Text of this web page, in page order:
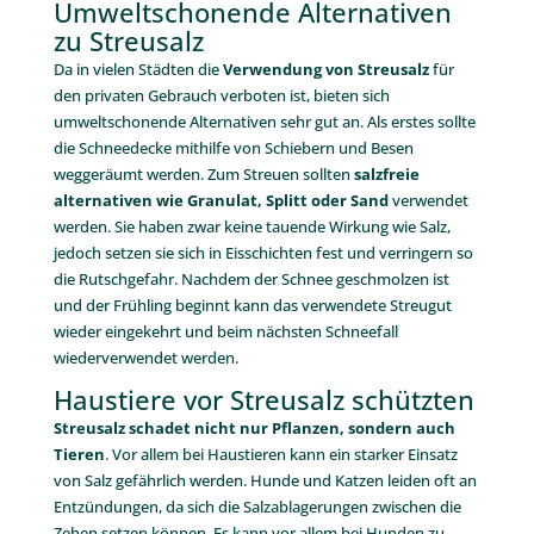
Umweltschonende Alternativen
zu Streusalz
Da in vielen Städten dieVerwendung von Streusalzfür
den privaten Gebrauch verboten ist, bieten sich
umweltschonende Alternativen sehr gut an. Als erstes sollte
die Schneedecke mithilfe von Schiebern und Besen
weggeräumt werden. Zum Streuen sollten salzfreie
alternativen wie Granulat, Splitt oder Sandverwendet
werden. Sie haben zwar keine tauende Wirkung wie Salz,
jedoch setzen sie sich in Eisschichten fest und verringern so
die Rutschgefahr. Nachdem der Schnee geschmolzen ist
und der Frühling beginnt kann das verwendete Streugut
wieder eingekehrt und beim nächsten Schneefall
wiederverwendet werden.
Haustiere vor Streusalz schützten
Streusalz schadet nicht nur Pflanzen, sondern auch
Tieren. Vor allem bei Haustieren kann ein starker Einsatz
von Salz gefährlich werden. Hunde und Katzen leiden oft an
Entzündungen, da sich die Salzablagerungen zwischen die